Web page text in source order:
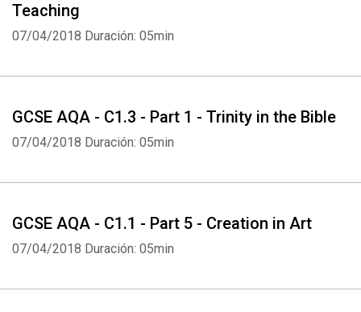
Teaching
07/04/2018 Duración: 05min
GCSE AQA - C1.3 - Part 1 - Trinity in the Bible
07/04/2018 Duración: 05min
GCSE AQA - C1.1 - Part 5 - Creation in Art
07/04/2018 Duración: 05min